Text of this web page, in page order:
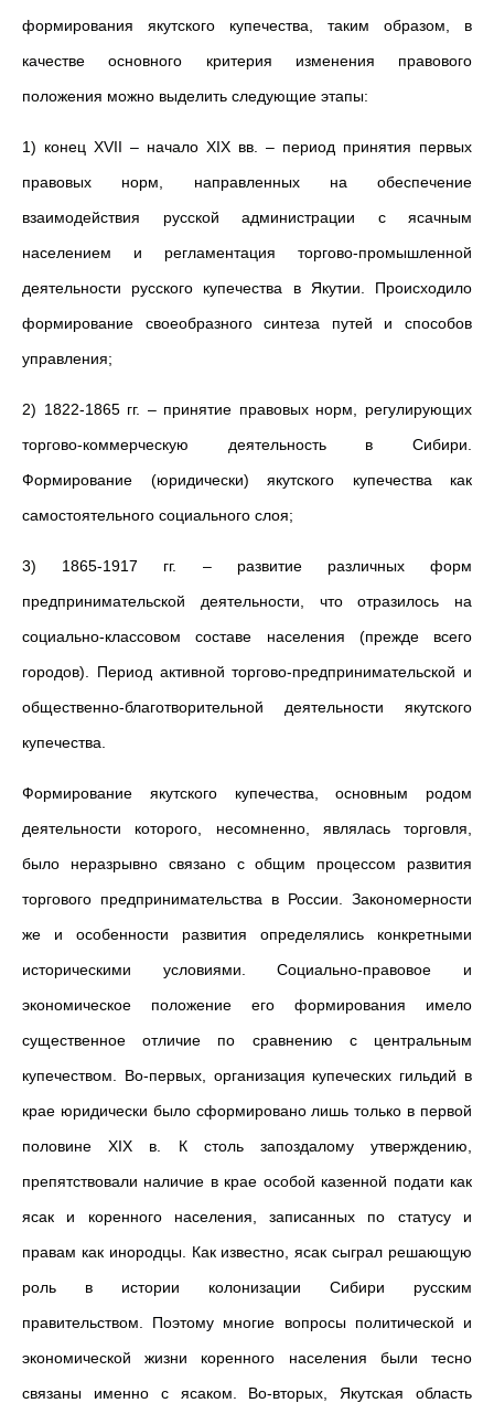
формирования якутского купечества, таким образом, в
качестве основного критерия изменения правового
положения можно выделить следующие этапы:
1) конец ХVII – начало ХIХ вв. – период принятия первых
правовых норм, направленных на обеспечение
взаимодействия русской администрации с ясачным
населением и регламентация торгово-промышленной
деятельности русского купечества в Якутии. Происходило
формирование своеобразного синтеза путей и способов
управления;
2) 1822-1865 гг. – принятие правовых норм, регулирующих
торгово-коммерческую деятельность в Сибири.
Формирование (юридически) якутского купечества как
самостоятельного социального слоя;
3) 1865-1917 гг. – развитие различных форм
предпринимательской деятельности, что отразилось на
социально-классовом составе населения (прежде всего
городов). Период активной торгово-предпринимательской и
общественно-благотворительной деятельности якутского
купечества.
Формирование якутского купечества, основным родом
деятельности которого, несомненно, являлась торговля,
было неразрывно связано с общим процессом развития
торгового предпринимательства в России. Закономерности
же и особенности развития определялись конкретными
историческими условиями. Социально-правовое и
экономическое положение его формирования имело
существенное отличие по сравнению с центральным
купечеством. Во-первых, организация купеческих гильдий в
крае юридически было сформировано лишь только в первой
половине ХIХ в. К столь запоздалому утверждению,
препятствовали наличие в крае особой казенной подати как
ясак и коренного населения, записанных по статусу и
правам как инородцы. Как известно, ясак сыграл решающую
роль в истории колонизации Сибири русским
правительством. Поэтому многие вопросы политической и
экономической жизни коренного населения были тесно
связаны именно с ясаком. Во-вторых, Якутская область